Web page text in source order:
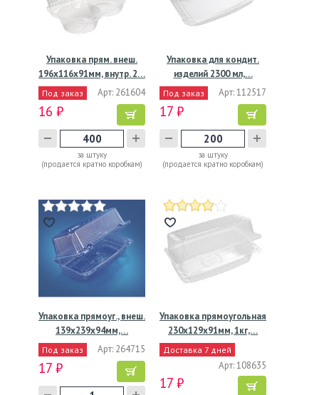
Упаковка прям. внеш.
196х116х91мм, внутр. 2…
Под заказ Арт: 261604
16 ₽
за штуку
(продается кратно коробкам)
Упаковка для кондит.
изделий 2300 мл,…
Под заказ Арт: 112517
17 ₽
за штуку
(продается кратно коробкам)
Упаковка прямоуг., внеш.
139х239х94мм,…
Под заказ Арт: 264715
17 ₽
Упаковка прямоугольная
230x129x91мм, 1кг,…
Доставка 7 дней
Арт: 108635
17 ₽